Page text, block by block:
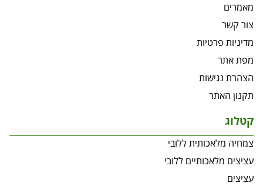
מאמרים
צור קשר
מדיניות פרטיות
מפת אתר
הצהרת נגישות
תקנון האתר
קטלוג
צמחיה מלאכותית ללובי
עציצים מלאכותיים ללובי
עציצים